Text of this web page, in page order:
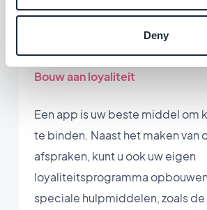
Deny
Bouw aan loyaliteit
Een app is uw beste middel om
te binden. Naast het maken van
afspraken, kunt u ook uw eigen
loyaliteitsprogramma
speciale hulpmiddelen, zoals